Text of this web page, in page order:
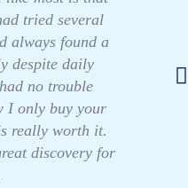
tried several
always found a
despite daily
no trouble
I only buy your
really worth it.
discovery for